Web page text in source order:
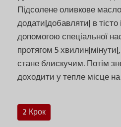
Підсолене оливкове
додати|добавляти| в тісто
допомогою спеціальної
протягом 5
стане блискучим. Потім
доходити у тепле місце
2 Крок